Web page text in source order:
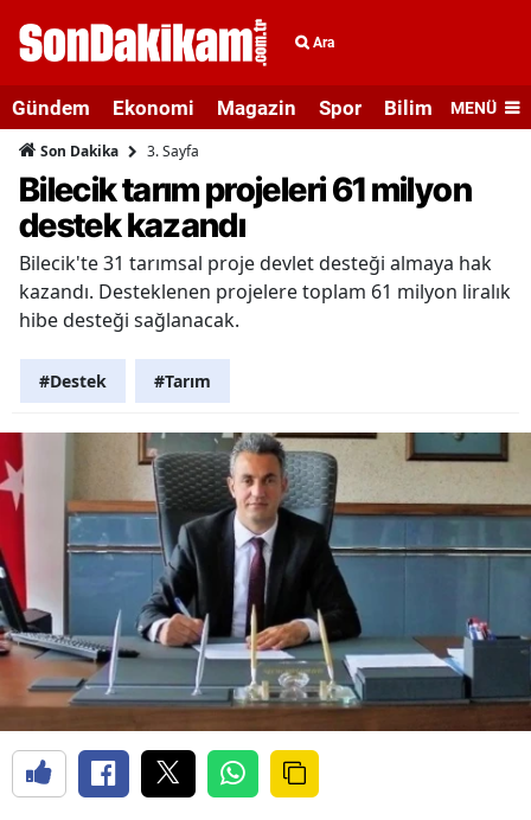
Ara
Gündem Ekonomi Magazin Spor Bilim veMENÜ
Son Dakika 3. Sayfa
Bilecik tarım projeleri 61 milyon
destek kazandı
Bilecik'te 31 tarımsal proje devlet desteği almaya hak
kazandı. Desteklenen projelere toplam 61 milyon liralık
hibe desteği sağlanacak.
#Destek #Tarım